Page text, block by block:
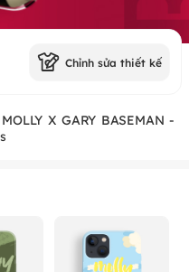
Chỉnh sửa thiết kế
X GARY BASEMAN -